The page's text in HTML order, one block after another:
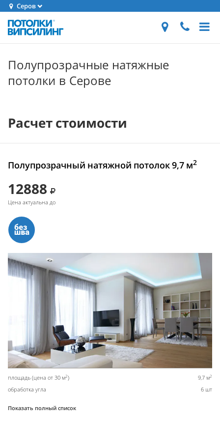
Серов
Полупрозрачные натяжные
потолки в Серове
Расчет стоимости
Полупрозрачный натяжной потолок 9,7 м2
12888
Цена актуальна до
площадь (цена от 30 м2) 9,7 м2
обработка угла 6 шт
Показать полный список